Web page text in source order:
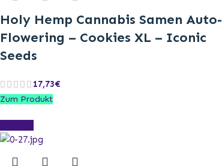
Holy Hemp Cannabis Samen Auto-
Flowering – Cookies XL – Iconic
Seeds
17,73€
Zum Produkt